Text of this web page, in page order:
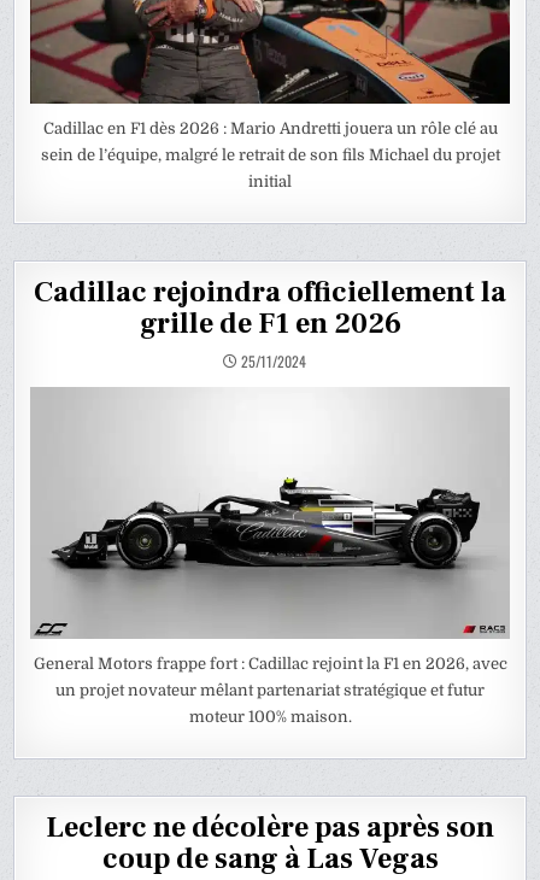
Cadillac en F1 dès 2026 : Mario Andretti jouera un rôle clé au
sein de l’équipe, malgré le retrait de son fils Michael du projet
initial
Cadillac rejoindra officiellement la
grille de F1 en 2026
25/11/2024
General Motors frappe fort : Cadillac rejoint la F1 en 2026, avec
un projet novateur mêlant partenariat stratégique et futur
moteur 100% maison.
Leclerc ne décolère pas après son
coup de sang à Las Vegas